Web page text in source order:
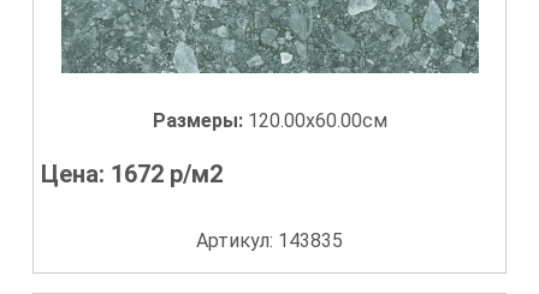
Размеры: 120.00x60.00см
Цена: 1672 р/м2
Артикул: 143835